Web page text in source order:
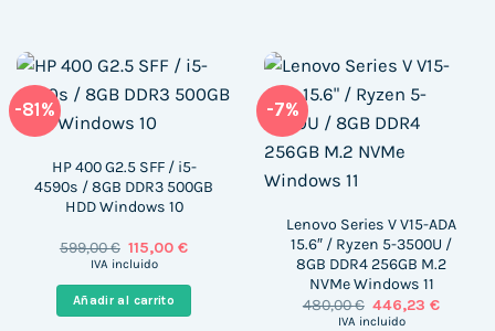
-81%
HP 400 G2.5 SFF / i5-
4590s / 8GB DDR3 500GB
HDD Windows 10
599,00€ El
precio
era:
599,00 €.
115,00€El
es:
115,00 €.
IVA incluido
Añadir al carrito
-7%
Lenovo Series V V15-ADA
15.6″ / Ryzen 5-3500U /
8GB DDR4 256GB M.2
NVMe Windows 11
480,00€ El
precio
446,23€El
IVA incluido